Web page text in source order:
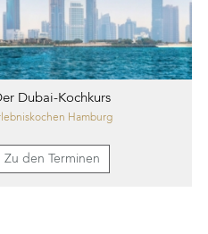
Dubai-Kochkurs
Hamburg
Zu den Terminen